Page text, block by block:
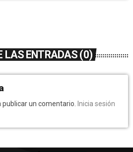
LAS ENTRADAS (0)
publicar un comentario.
Inicia sesión